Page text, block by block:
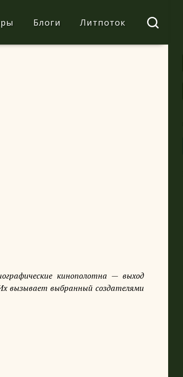
Блоги Литпоток
кинополотна — выход
вызывает выбранный создателями